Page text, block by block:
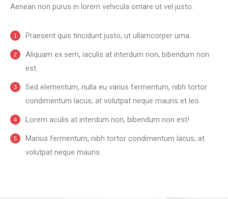
Aenean non purus in lorem vehicula ornare ut vel justo.
Praesent quis tincidunt justo, ut ullamcorper urna.
Aliquam ex sem, iaculis at interdum non, bibendum non
est.
Sed elementum, nulla eu varius fermentum, nibh tortor
condimentum lacus, at volutpat neque mauris et leo.
Lorem aculis at interdum non, bibendum non est!
Мarius fermentum, nibh tortor condimentum lacus, at
volutpat neque mauris.